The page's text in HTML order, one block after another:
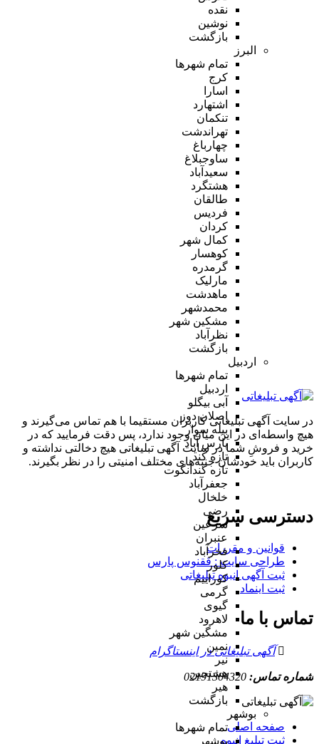
نقده
نوشین
بازگشت
البرز
تمام شهر‌ها
کرج
اسارا
اشتهارد
تنکمان
تهراندشت
چهارباغ
ساوجبلاغ
سعیدآباد
هشتگرد
طالقان
فردیس
کردان
کمال شهر
کوهسار
گرمدره
مارلیک
ماهدشت
محمدشهر
مشکین شهر
نظرآباد
بازگشت
اردبیل
تمام شهر‌ها
اردبیل
آبی بیگلو
اصلان دوز
بیله سوار
پارس آباد
تازه کند
تازه کندانگوت
جعفرآباد
خلخال
رضی
سرعین
عنبران
فخرآباد
کلور
کوراییم
گرمی
گیوی
لاهرود
مشگین شهر
نمین
نیر
هشتجین
هیر
بازگشت
بوشهر
تمام شهر‌ها
بوشهر
در سایت آگهی تبلیغاتی کاربران مستقیما با هم تماس می‌گیرند و
هیچ واسطه‌ای در این میان وجود ندارد، پس دقت فرمایید که در
خرید و فروشِ شما در سایت آگهی تبلیغاتی هیچ دخالتی نداشته و
کاربران باید خودشان جنبه‌های مختلف امنیتی را در نظر بگیرند.
دسترسی سریع
قوانین و مقررات
طراحی سایت : ققنوس پارس
ثبت آگهی انبوه تبلیغاتی
ثبت اینماد
تماس با ما
آگهی تبلیغاتی در اینستاگرام
شماره تماس: 02191304320
صفحه اصلی
ثبت تبلیغ انبوه